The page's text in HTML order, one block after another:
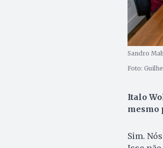
Sandro
Foto:
Italo
mesmo
Sim.